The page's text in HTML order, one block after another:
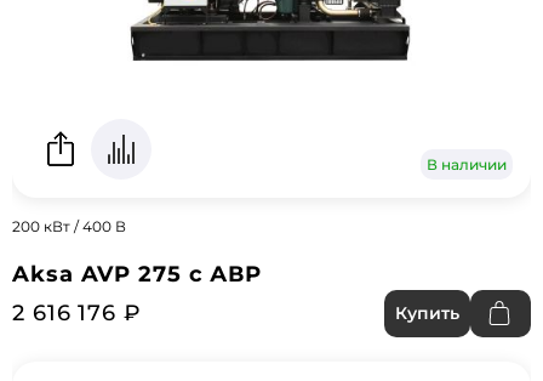
В наличии
200 кВт / 400 В
Aksa AVP 275 с АВР
2 616 176 ₽
Купить